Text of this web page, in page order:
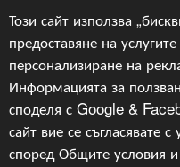
Този сайт използва
предоставяне на
персонализиране на
Информацията за
споделя с Google &
сайт вие се съгласявате
споредОбщите условия и
Акцент БГ ЕООД
info@akcent.bg
Facebook
Copyright © 2010,
БГ ЕООД